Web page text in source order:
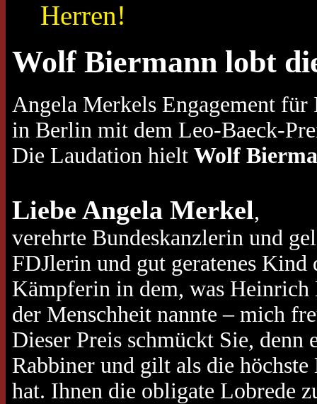
Herren!
Wolf Biermann lobt
Angela Merkels Engagement
in Berlin mit dem Leo-Baeck-
Die Laudation hielt Wolf
Liebe Angela Merkel,
verehrte Bundeskanzlerin und
FDJlerin und gut geratenes Kind
Kämpferin in dem, was Heinrich
der Menschheit nannte – mich
Dieser Preis schmückt Sie,
Rabbiner und gilt als die
hat. Ihnen die obligate Lobrede